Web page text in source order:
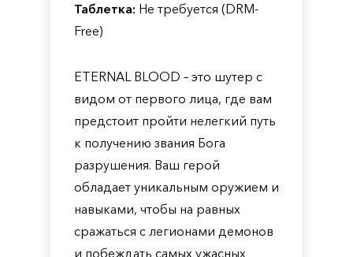
Таблетка: Не требуется (DRM-
Free)
ETERNAL BLOOD – это шутер с
видом от первого лица, где вам
предстоит пройти нелегкий путь
к получению звания Бога
разрушения. Ваш герой
обладает уникальным оружием и
навыками, чтобы на равных
сражаться с легионами демонов
и побеждать самых ужасных